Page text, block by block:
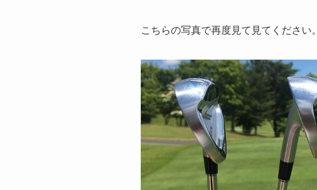
こちらの写真で再度見て見てください。